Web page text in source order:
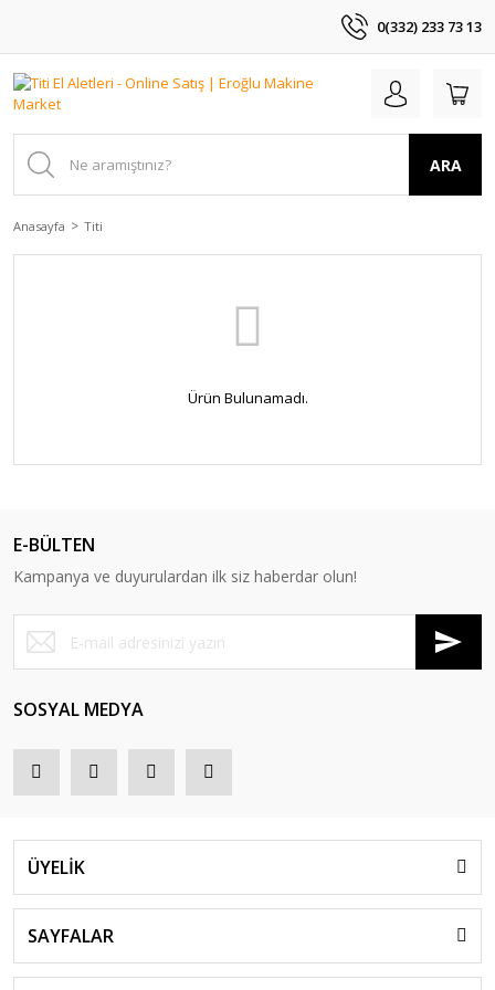
0(332) 233 73 13
ARA
Anasayfa Titi
Ürün Bulunamadı.
E-BÜLTEN
Kampanya ve duyurulardan ilk siz haberdar olun!
SOSYAL MEDYA
ÜYELİK
SAYFALAR